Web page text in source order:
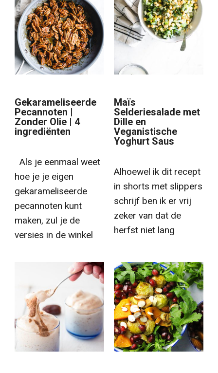
Gekarameliseerde
Pecannoten |
Zonder Olie | 4
ingrediënten
Als je eenmaal weet
hoe je je eigen
gekarameliseerde
pecannoten kunt
maken, zul je de
versies in de winkel
Maïs
Selderiesalade met
Dille en
Veganistische
Yoghurt Saus
Alhoewel ik dit recept
in shorts met slippers
schrijf ben ik er vrij
zeker van dat de
herfst niet lang